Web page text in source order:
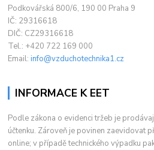
Podkovářská 800/6, 190 00 Praha 9
IČ: 29316618
DIČ: CZ29316618
Tel.: +420 722 169 000
Email:info@vzduchotechnika1.cz
INFORMACE K EET
Podle zákona o evidenci tržeb je
účtenku. Zároveň je povinen zaevidovat
online; v případě technického výpadku